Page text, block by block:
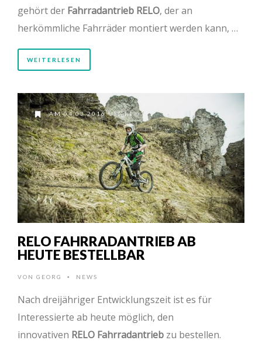
gehört der Fahrradantrieb RELO, der an
herkömmliche Fahrräder montiert werden kann, …
WEITERLESEN
AM 04.03.2016 UM 14:07
RELO FAHRRADANTRIEB AB
HEUTE BESTELLBAR
VON GEORG • NEWS
Nach dreijähriger Entwicklungszeit ist es für
Interessierte ab heute möglich, den
innovativen RELO Fahrradantrieb zu bestellen.